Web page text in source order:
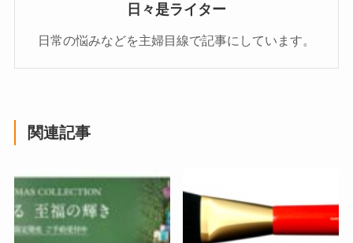
日々是ライター
日常の悩みなどを主婦目線で記事にしています。
関連記事